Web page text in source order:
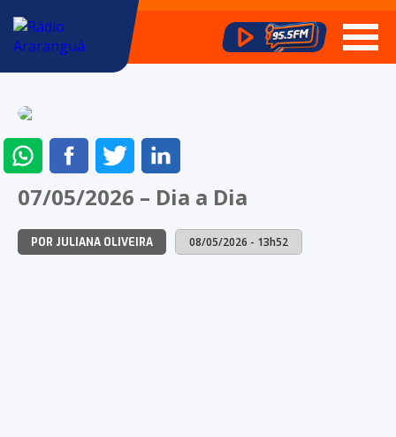
ENVIAR
NO
WHATSAPP
COMPARTILHAR
NO
FACEBOOK
COMPARTILHAR
NO
TWITTERLINKEDIN
07/05/2026 – Dia a Dia
POR JULIANA OLIVEIRA 08/05/2026 - 13h52